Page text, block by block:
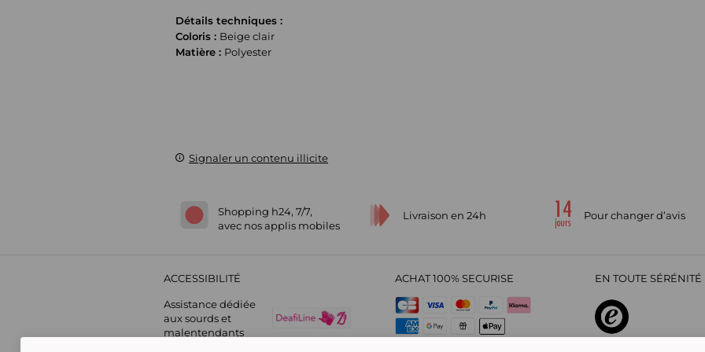
Détails techniques :
Coloris : Beige clair
Matière : Polyester
Signaler un contenu illicite
Shopping h24, 7/7,
avec nos applis mobiles
Livraison en 24h Pour changer d’avis
ACCESSIBILITÉ
Assistance dédiée
aux sourds et
malentendants
ACHAT 100% SECURISE EN TOUTE SÉRÉNITÉ